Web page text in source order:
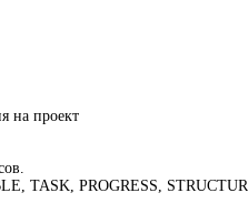
на проект
TASK, PROGRESS,